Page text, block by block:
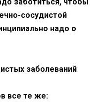
заботиться, чтобы
сосудистой
надо о
заболеваний
все те же: